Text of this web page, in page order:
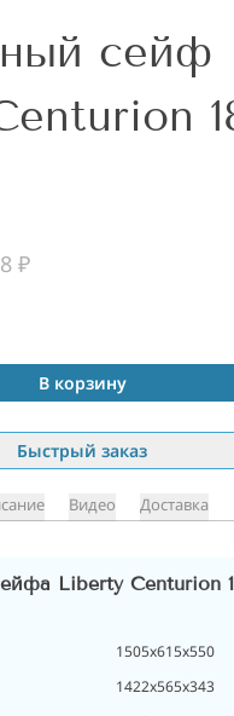
сейф
₽
В корзину
Быстрый заказ
Видео Доставка
Liberty Centurion
1505x615x550
1422x565x343